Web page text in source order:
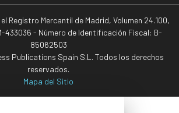
Registro Mercantil de Madrid, Volumen 24.100,
433036 - Número de Identificación Fiscal: B-
85062503
Publications Spain S.L. Todos los derechos
reservados.
Mapa del Sitio